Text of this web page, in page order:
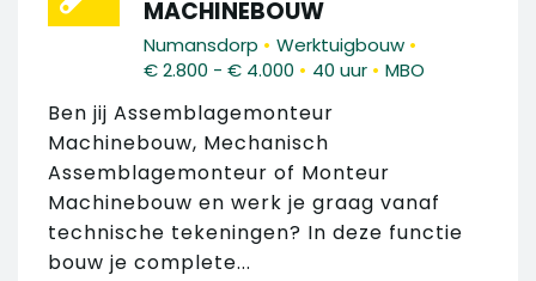
MACHINEBOUW
Numansdorp • Werktuigbouw •
€ 2.800 - € 4.000 • 40 uur • MBO
Ben jij Assemblagemonteur
Machinebouw, Mechanisch
Assemblagemonteur of Monteur
Machinebouw en werk je graag vanaf
technische tekeningen? In deze functie
bouw je complete...